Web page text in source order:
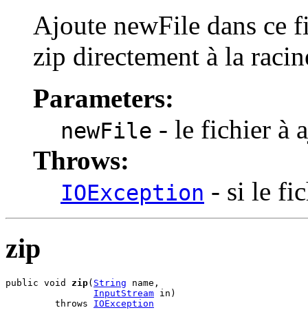
Ajoute newFile dans ce
zip directement à la
Parameters:
newFile - le fichier à
Throws:
IOException - si le
zip
public void zip( String name,
InputStream in)
         throws
IOException